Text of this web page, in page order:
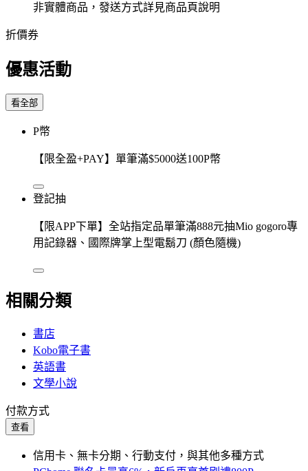
非實體商品，發送方式詳見商品頁說明
折價券
優惠活動
看全部
P幣
【限全盈+PAY】單筆滿$5000送100P幣
登記抽
【限APP下單】全站指定品單筆滿888元抽Mio gogoro專
用記錄器、國際牌掌上型電鬍刀 (顏色隨機)
相關分類
書店
Kobo電子書
英語書
文學小說
付款方式
查看
信用卡、無卡分期、行動支付，與其他多種方式